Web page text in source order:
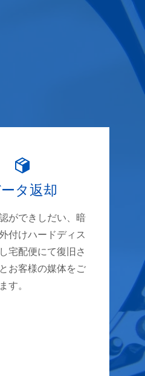
タ返却
ができしだい、暗
付けハードディス
宅配便にて復旧さ
お客様の媒体をご
す。